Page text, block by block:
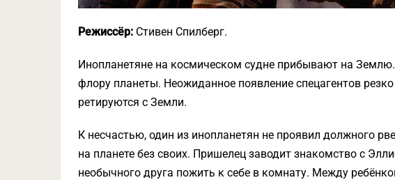
Режиссёр: Стивен Спилберг.
Инопланетяне на космическом судне прибывают на
флору планеты. Неожиданное появление спецагентов
ретируются с Земли.
К несчастью, один из инопланетян не проявил должного
на планете без своих. Пришелец заводит знакомство с
необычного друга пожить к себе в комнату. Между